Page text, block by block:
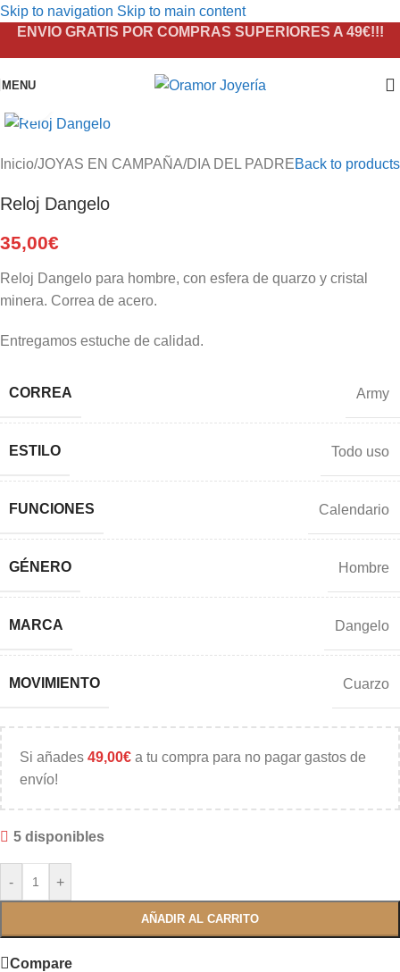
Skip to navigation Skip to main content
ENVIO GRATIS POR COMPRAS SUPERIORES A 49€!!!
MENU
Inicio/JOYAS EN CAMPAÑA/DIA DEL PADREBack to products
Reloj Dangelo
35,00€
Reloj Dangelo para hombre, con esfera de quarzo y cristal
minera. Correa de acero.
Entregamos estuche de calidad.
CORREA Army
ESTILO Todo uso
FUNCIONES Calendario
GÉNERO Hombre
MARCA Dangelo
MOVIMIENTO Cuarzo
Si añades 49,00€ a tu compra para no pagar gastos de
envío!
5 disponibles
- +
AÑADIR AL CARRITO
Compare